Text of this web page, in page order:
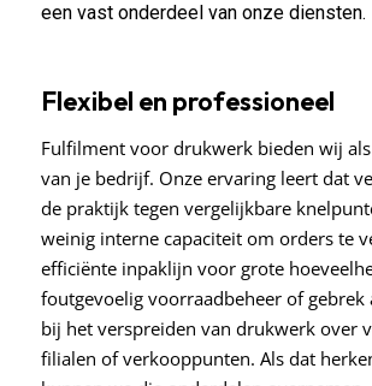
een vast onderdeel van onze diensten.
Flexibel en professioneel
Fulfilment voor drukwerk bieden wij
van je bedrijf. Onze ervaring leert dat
de praktijk tegen vergelijkbare
weinig interne capaciteit om orders te
efficiënte inpaklijn voor grote
foutgevoelig voorraadbeheer of gebrek
bij het verspreiden van drukwerk over
filialen of verkooppunten. Als dat